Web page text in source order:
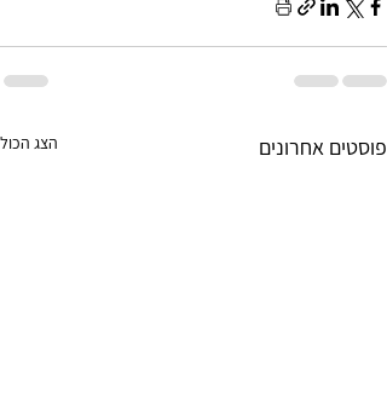
פוסטים אחרונים הצג הכול